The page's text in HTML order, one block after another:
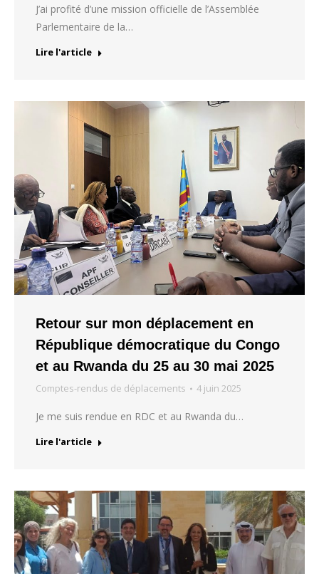
J’ai profité d’une mission officielle de l’Assemblée
Parlementaire de la…
Lire l'article
Retour sur mon déplacement en
République démocratique du Congo
et au Rwanda du 25 au 30 mai 2025
Comptes-rendus de déplacements 4 juin 2025
Je me suis rendue en RDC et au Rwanda du…
Lire l'article